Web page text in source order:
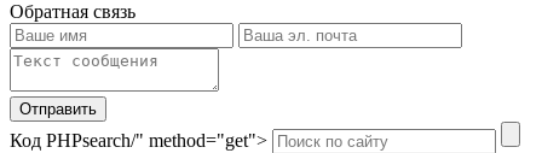
Обратная связь
Отправить
Код PHPsearch/" method="get">